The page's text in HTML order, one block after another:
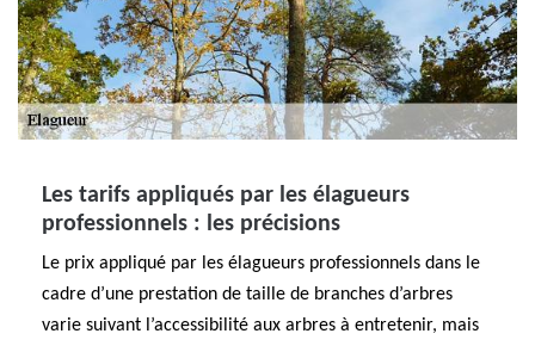
Les tarifs appliqués par les élagueurs
professionnels : les précisions
Le prix appliqué par les élagueurs professionnels dans le
cadre d’une prestation de taille de branches d’arbres
varie suivant l’accessibilité aux arbres à entretenir, mais